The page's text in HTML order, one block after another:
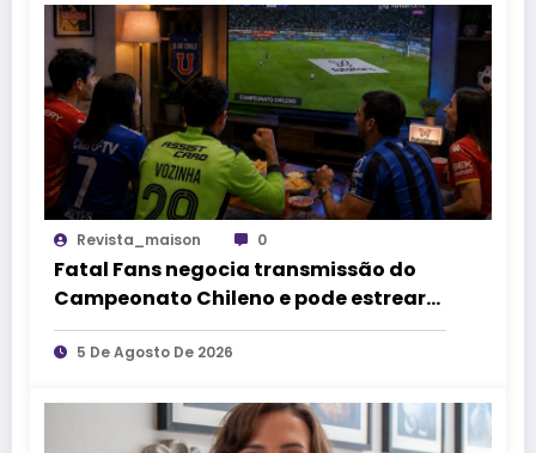
Revista_maison 0
Fatal Fans negocia transmissão do
Campeonato Chileno e pode estrear
no mercado de competições
esportivas
5 De Agosto De 2026